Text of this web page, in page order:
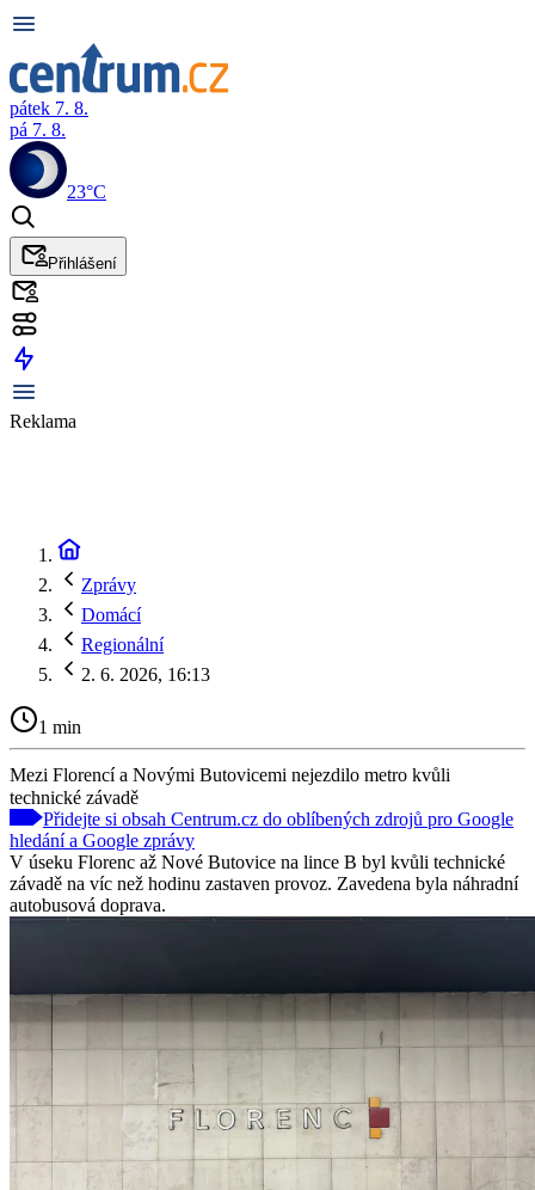
pátek 7. 8.
pá 7. 8.
23°C
Přihlášení
Reklama
Zprávy
Domácí
Regionální
2. 6. 2026, 16:13
1 min
Mezi Florencí a Novými Butovicemi nejezdilo metro kvůli
technické závadě
Přidejte si obsah Centrum.cz do oblíbených zdrojů pro Google
hledání a Google zprávy
V úseku Florenc až Nové Butovice na lince B byl kvůli technické
závadě na víc než hodinu zastaven provoz. Zavedena byla náhradní
autobusová doprava.